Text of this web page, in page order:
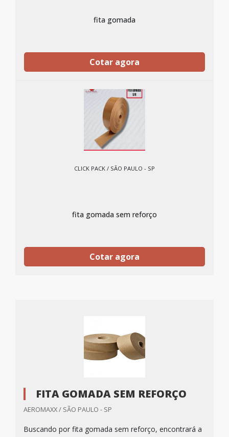
fita gomada
Cotar agora
CLICK PACK / SÃO PAULO - SP
fita gomada sem reforço
Cotar agora
FITA GOMADA SEM REFORÇO
AEROMAXX / SÃO PAULO - SP
Buscando por fita gomada sem reforço, encontrará a